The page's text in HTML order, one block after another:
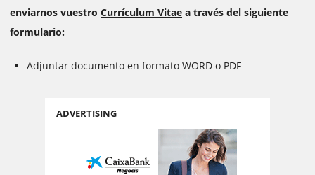
enviarnos vuestro Currículum Vitae a través del siguiente
formulario:
Adjuntar documento en formato WORD o PDF
ADVERTISING